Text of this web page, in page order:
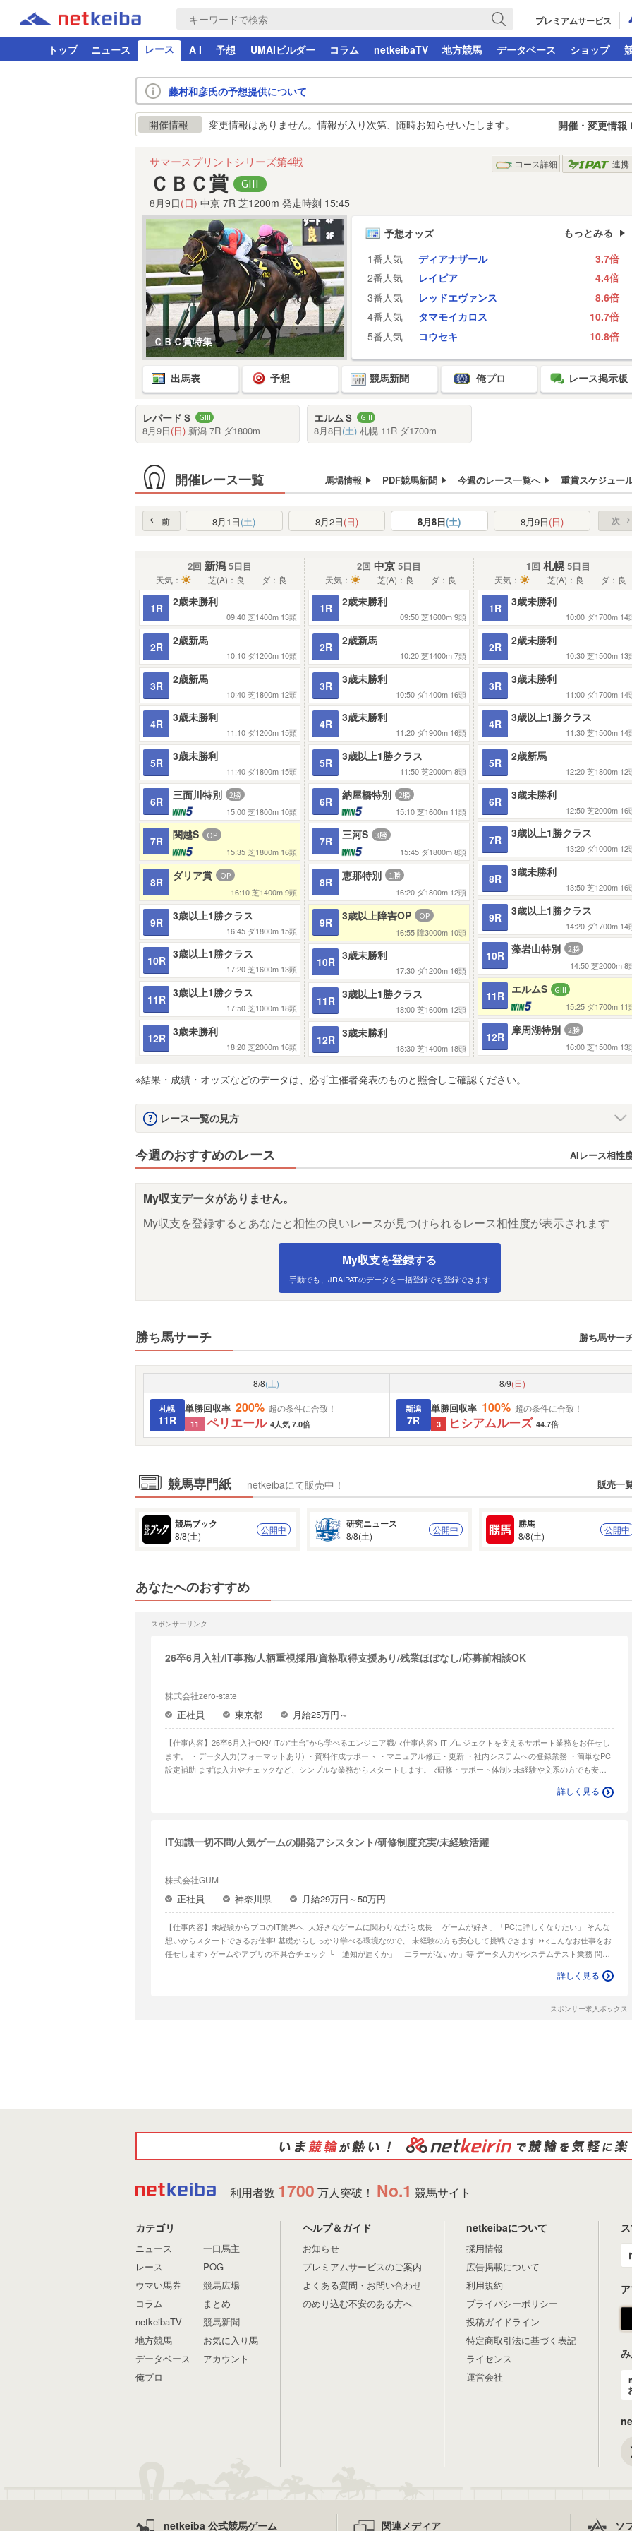
プレミアムサービス
トップ ニュース レース A I 予想 UMAIビルダー コラム netkeibaTV 地方競馬 データベース ショップ
藤村和彦氏の予想提供について
開催情報 変更情報はありません。情報が入り次第、随時お知らせいたします。 開催・変更情報
サマースプリントシリーズ第4戦
ＣＢＣ賞
8月9日(日) 中京 7R 芝1200m 発走時刻 15:45
ＣＢＣ賞特集
予想オッズ
もっとみる
1番人気
ディアナザール
3.7倍
2番人気
レイピア
4.4倍
3番人気
レッドエヴァンス
8.6倍
4番人気
タマモイカロス
10.7倍
5番人気
コウセキ 10.8倍
出馬表 予想 競馬新聞 俺プロ レース掲示板
コース詳細 連携
レパードＳ
8月9日(日) 新潟 7R ダ1800m
エルムＳ
8月8日(土)札幌 11R ダ1700m
開催レース一覧 重賞スケジュー
今週のレース一覧へ
PDF競馬新聞
馬場情報
前 8月1日(土) 8月2日(日) 8月8日(土) 8月9日(日)
2回 新潟 5日目
天気： 芝(A)：良 ダ：良
1R 2歳未勝利
09:40芝1400m 13頭
2R 2歳新馬
10:10 ダ1200m 10頭
3R 2歳新馬
10:40芝1800m 12頭
4R 3歳未勝利
11:10 ダ1200m 15頭
5R 3歳未勝利
11:40 ダ1800m 15頭
6R 三面川特別
15:00芝1800m 10頭
7R 関越S
15:35芝1800m 16頭
8R ダリア賞
16:10芝1400m9頭
9R 3歳以上1勝クラス
16:45 ダ1800m 15頭
10R 3歳以上1勝クラス
17:20芝1600m 13頭
11R 3歳以上1勝クラス
17:50芝1000m 18頭
12R 3歳未勝利
18:20芝2000m 16頭
2回 中京 5日目
天気： 芝(A)：良 ダ：良
1R 2歳未勝利
09:50芝1600m9頭
2R 2歳新馬
10:20芝1400m7頭
3R 3歳未勝利
10:50 ダ1400m 16頭
4R 3歳未勝利
11:20 ダ1900m 16頭
5R 3歳以上1勝クラス
11:50芝2000m8頭
6R 納屋橋特別
15:10芝1600m 11頭
7R 三河S
15:45 ダ1800m8頭
8R 恵那特別
16:20 ダ1800m 12頭
9R 3歳以上障害OP
16:55障3000m 10頭
10R 3歳未勝利
17:30 ダ1200m 16頭
11R 3歳以上1勝クラス
18:00芝1600m 12頭
12R 3歳未勝利
18:30芝1400m 18頭
1回 札幌5日目
天気： 芝(A)：良 ダ：良
1R 3歳未勝利
10:00 ダ1700m 14
2R 2歳未勝利
10:30芝1500m 13
3R 3歳未勝利
11:00 ダ1700m 14
4R 3歳以上1勝クラス
11:30芝1500m 14
5R 2歳新馬
12:20芝1800m 12
6R 3歳未勝利
12:50芝2000m 16
7R 3歳以上1勝クラス
13:20 ダ1000m 12
8R 3歳未勝利
13:50芝1200m 16
9R 3歳以上1勝クラス
14:20 ダ1700m 14
10R 藻岩山特別
14:50芝2000m8
11R エルムS
15:25 ダ1700m 11
12R 摩周湖特別
16:00芝1500m 13
次
※結果・成績・オッズなどのデータは、必ず主催者発表のものと照合しご確認ください。
レース一覧の見方
今週のおすすめのレース AIレース相性
My収支データがありません。
My収支を登録するとあなたと相性の良いレースが見つけられるレース相性度が表示されます
My収支を登録する
手動でも、JRAIPATのデータを一括登録でも登録できます
競馬専門紙 販売一
競馬ブック
8/8(土)
公開中 研究ニュース
8/8(土)
公開中 勝馬
8/8(土)
公開中
あなたへのおすすめ
スポンサーリンク
26卒6月入社/IT事務/人柄重視採用/資格取得支援あり/残業ほぼなし/応募前相談OK
株式会社zero-state
正社員 東京都 月給25万円～
【仕事内容】26卒6月入社OK!/ ITの“土台”から学べるエンジニア職/ <仕事内容> ITプロジェクトを支えるサポート業務をお任せし
ます。 ・データ入力(フォーマットあり) ・資料作成サポート ・マニュアル修正・更新 ・社内システムへの登録業務 ・簡単なPC
設定補助 まずは入力やチェックなど、シンプルな業務からスタートします。 <研修・サポート体制> 未経験や文系の方でも安心
詳しく見る
IT知識一切不問/人気ゲームの開発アシスタント/研修制度充実/未経験活躍
株式会社GUM
正社員 神奈川県 月給29万円～50万円
【仕事内容】未経験からプロのIT業界へ! 大好きなゲームに関わりながら成長 「ゲームが好き」「PCに詳しくなりたい」 そんな
想いからスタートできるお仕事! 基礎からしっかり学べる環境なので、 未経験の方も安心して挑戦できます ⏩<こんなお仕事をお
任せします> ゲームやアプリの不具合チェック └「通知が届くか」「エラーがないか」等 データ入力やシステムテスト業務 問い
詳しく見る
スポンサー求人ボックス
利用者数 1700 万人突破！ No.1 競馬サイト
カテゴリ
ニュース
レース
ウマい馬券
コラム
netkeibaTV
地方競馬
データベース
俺プロ
一口馬主
POG
競馬広場
まとめ
競馬新聞
お気に入り馬
アカウント
ヘルプ＆ガイド
お知らせ
プレミアムサービスのご案内
よくある質問・お問い合わせ
のめり込む不安のある方へ
netkeibaについて
採用情報
広告掲載について
利用規約
プライバシーポリシー
投稿ガイドライン
特定商取引法に基づく表記
ライセンス
運営会社
netkeiba 公式競馬ゲーム 関連メディア ソ